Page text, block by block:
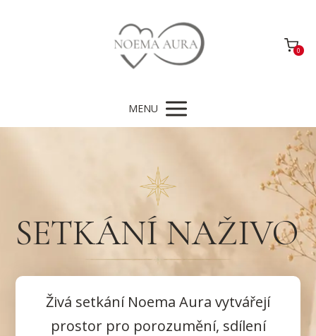
0
MENU
SETKÁNÍ NAŽIVO
Živá setkání Noema Aura vytvářejí
prostor pro porozumění, sdílení